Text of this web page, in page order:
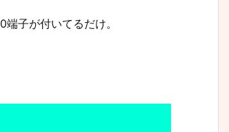
子が付いてるだけ。